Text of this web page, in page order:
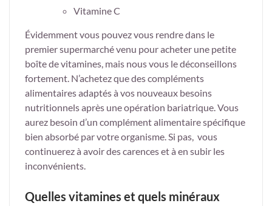
Vitamine C
Évidemment vous pouvez vous rendre dans le
premier supermarché venu pour acheter une petite
boîte de vitamines, mais nous vous le déconseillons
fortement. N’achetez que des compléments
alimentaires adaptés à vos nouveaux besoins
nutritionnels après une opération bariatrique. Vous
aurez besoin d’un complément alimentaire spécifique
bien absorbé par votre organisme. Si pas, vous
continuerez à avoir des carences et à en subir les
inconvénients.
Quelles vitamines et quels minéraux